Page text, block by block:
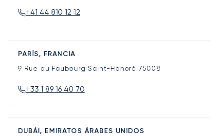
+41 44 810 12 12
PARÍS, FRANCIA
9 Rue du Faubourg Saint-Honoré 75008
+33 1 89 16 40 70
DUBÁI, EMIRATOS ÁRABES UNIDOS